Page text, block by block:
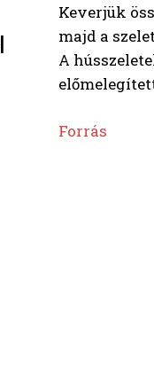
Keverjük
majd a
A
Forrás